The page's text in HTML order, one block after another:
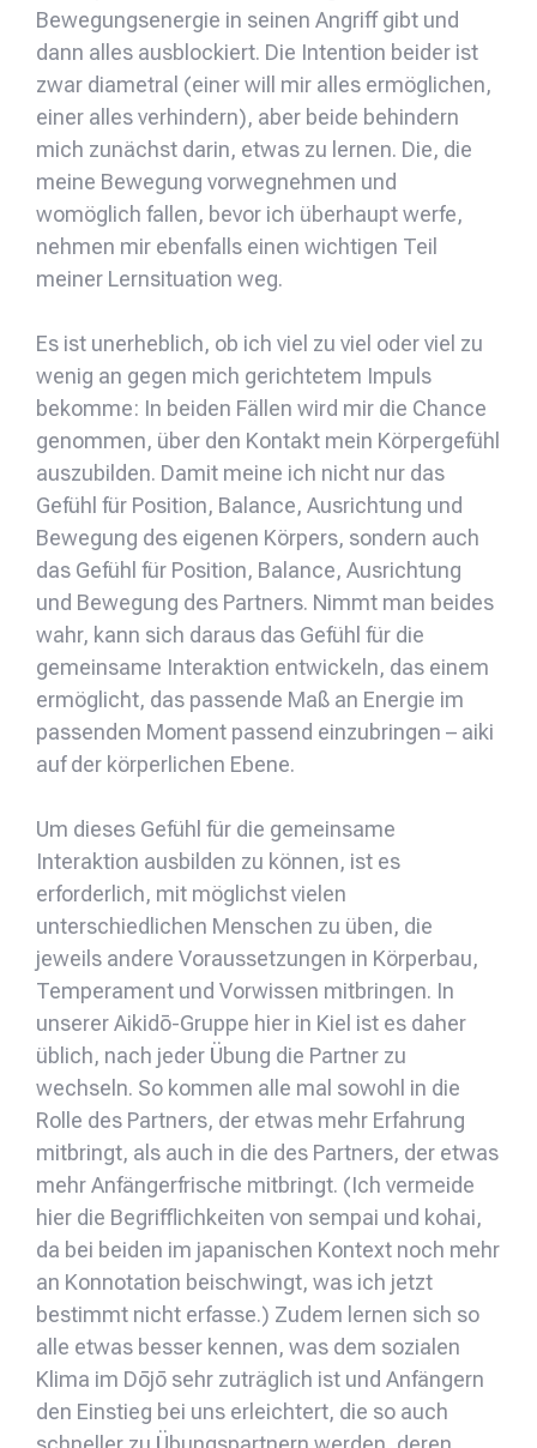
Bewegungsenergie in seinen Angriff gibt und
dann alles ausblockiert. Die Intention beider ist
zwar diametral (einer will mir alles ermöglichen,
einer alles verhindern), aber beide behindern
mich zunächst darin, etwas zu lernen. Die, die
meine Bewegung vorwegnehmen und
womöglich fallen, bevor ich überhaupt werfe,
nehmen mir ebenfalls einen wichtigen Teil
meiner Lernsituation weg.
Es ist unerheblich, ob ich viel zu viel oder viel zu
wenig an gegen mich gerichtetem Impuls
bekomme: In beiden Fällen wird mir die Chance
genommen, über den Kontakt mein Körpergefühl
auszubilden. Damit meine ich nicht nur das
Gefühl für Position, Balance, Ausrichtung und
Bewegung des eigenen Körpers, sondern auch
das Gefühl für Position, Balance, Ausrichtung
und Bewegung des Partners. Nimmt man beides
wahr, kann sich daraus das Gefühl für die
gemeinsame Interaktion entwickeln, das einem
ermöglicht, das passende Maß an Energie im
passenden Moment passend einzubringen – aiki
auf der körperlichen Ebene.
Um dieses Gefühl für die gemeinsame
Interaktion ausbilden zu können, ist es
erforderlich, mit möglichst vielen
unterschiedlichen Menschen zu üben, die
jeweils andere Voraussetzungen in Körperbau,
Temperament und Vorwissen mitbringen. In
unserer Aikidō-Gruppe hier in Kiel ist es daher
üblich, nach jeder Übung die Partner zu
wechseln. So kommen alle mal sowohl in die
Rolle des Partners, der etwas mehr Erfahrung
mitbringt, als auch in die des Partners, der etwas
mehr Anfängerfrische mitbringt. (Ich vermeide
hier die Begrifflichkeiten von sempai und kohai,
da bei beiden im japanischen Kontext noch mehr
an Konnotation beischwingt, was ich jetzt
bestimmt nicht erfasse.) Zudem lernen sich so
alle etwas besser kennen, was dem sozialen
Klima im Dōjō sehr zuträglich ist und Anfängern
den Einstieg bei uns erleichtert, die so auch